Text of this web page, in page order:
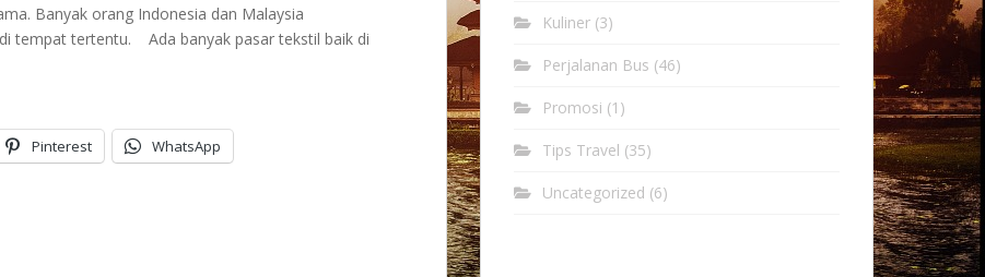
Banyak orang Indonesia dan Malaysia
tempat tertentu. Ada banyak pasar tekstil baik di
Pinterest WhatsApp
Kuliner (3)
Perjalanan Bus (46)
Promosi (1)
Tips Travel (35)
Uncategorized (6)